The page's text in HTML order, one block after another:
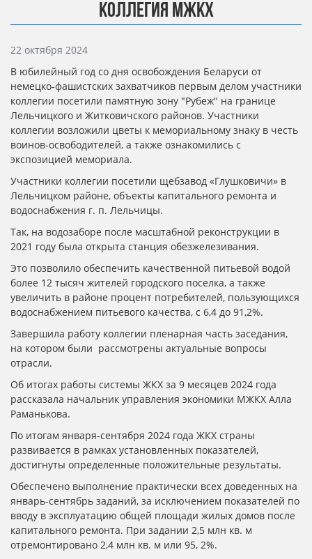
КОЛЛЕГИЯ МЖКХ
Информация о материале
22 октября 2024
В юбилейный год со дня освобождения Беларуси от
немецко-фашистских захватчиков первым делом участники
коллегии посетили памятную зону "Рубеж" на границе
Лельчицкого и Житковичского районов. Участники
коллегии возложили цветы к мемориальному знаку в честь
воинов-освободителей, а также ознакомились с
экспозицией мемориала.
Участники коллегии посетили щебзавод «Глушковичи» в
Лельчицком районе, объекты капитального ремонта и
водоснабжения г. п. Лельчицы.
Так, на водозаборе после масштабной реконструкции в
2021 году была открыта станция обезжелезивания.
Это позволило обеспечить качественной питьевой водой
более 12 тысяч жителей городского поселка, а также
увеличить в районе процент потребителей, пользующихся
водоснабжением питьевого качества, с 6,4 до 91,2%.
Завершила работу коллегии пленарная часть заседания,
на котором были рассмотрены актуальные вопросы
отрасли.
Об итогах работы системы ЖКХ за 9 месяцев 2024 года
рассказала начальник управления экономики МЖКХ Алла
Раманькова.
По итогам января-сентября 2024 года ЖКХ страны
развивается в рамках установленных показателей,
достигнуты определенные положительные результаты.
Обеспечено выполнение практически всех доведенных на
январь-сентябрь заданий, за исключением показателей по
вводу в эксплуатацию общей площади жилых домов после
капитального ремонта. При задании 2,5 млн кв. м
отремонтировано 2,4 млн кв. м или 95, 2%.